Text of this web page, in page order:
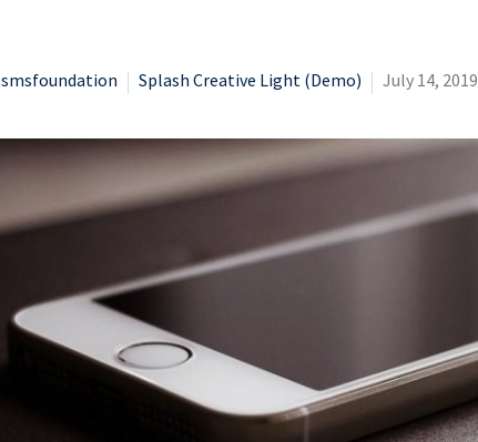
smsfoundation Splash Creative Light (Demo) July 14, 2019